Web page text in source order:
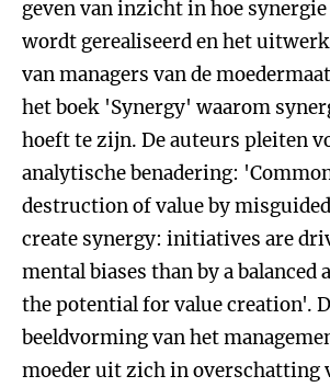
geven van inzicht in hoe
wordt gerealiseerd en het
van managers van de
het boek 'Synergy' waarom
hoeft te zijn. De auteurs pleiten
analytische benadering:
destruction of value by
create synergy: initiatives are
mental biases than by a balanced
the potential for value creation'.
beeldvorming van het
moeder uit zich in overschatting